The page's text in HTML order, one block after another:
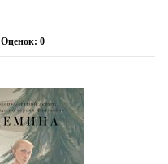
Оценок: 0